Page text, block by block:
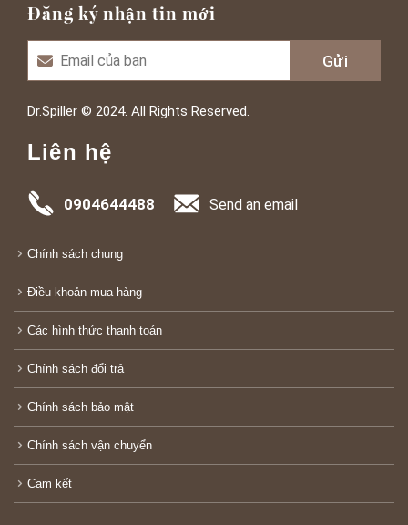
Đăng ký nhận tin mới
Dr.Spiller © 2024. All Rights Reserved.
Liên hệ
0904644488 Send an email
Chính sách chung
Điều khoản mua hàng
Các hình thức thanh toán
Chính sách đổi trả
Chính sách bảo mật
Chính sách vận chuyển
Cam kết